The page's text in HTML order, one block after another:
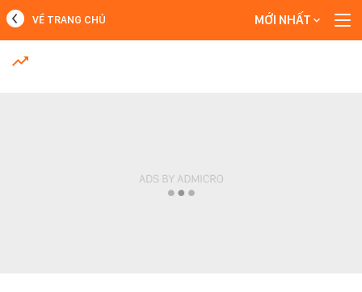
MỚI NHẤT
VỀ TRANG CHỦ MỚI NHẤT